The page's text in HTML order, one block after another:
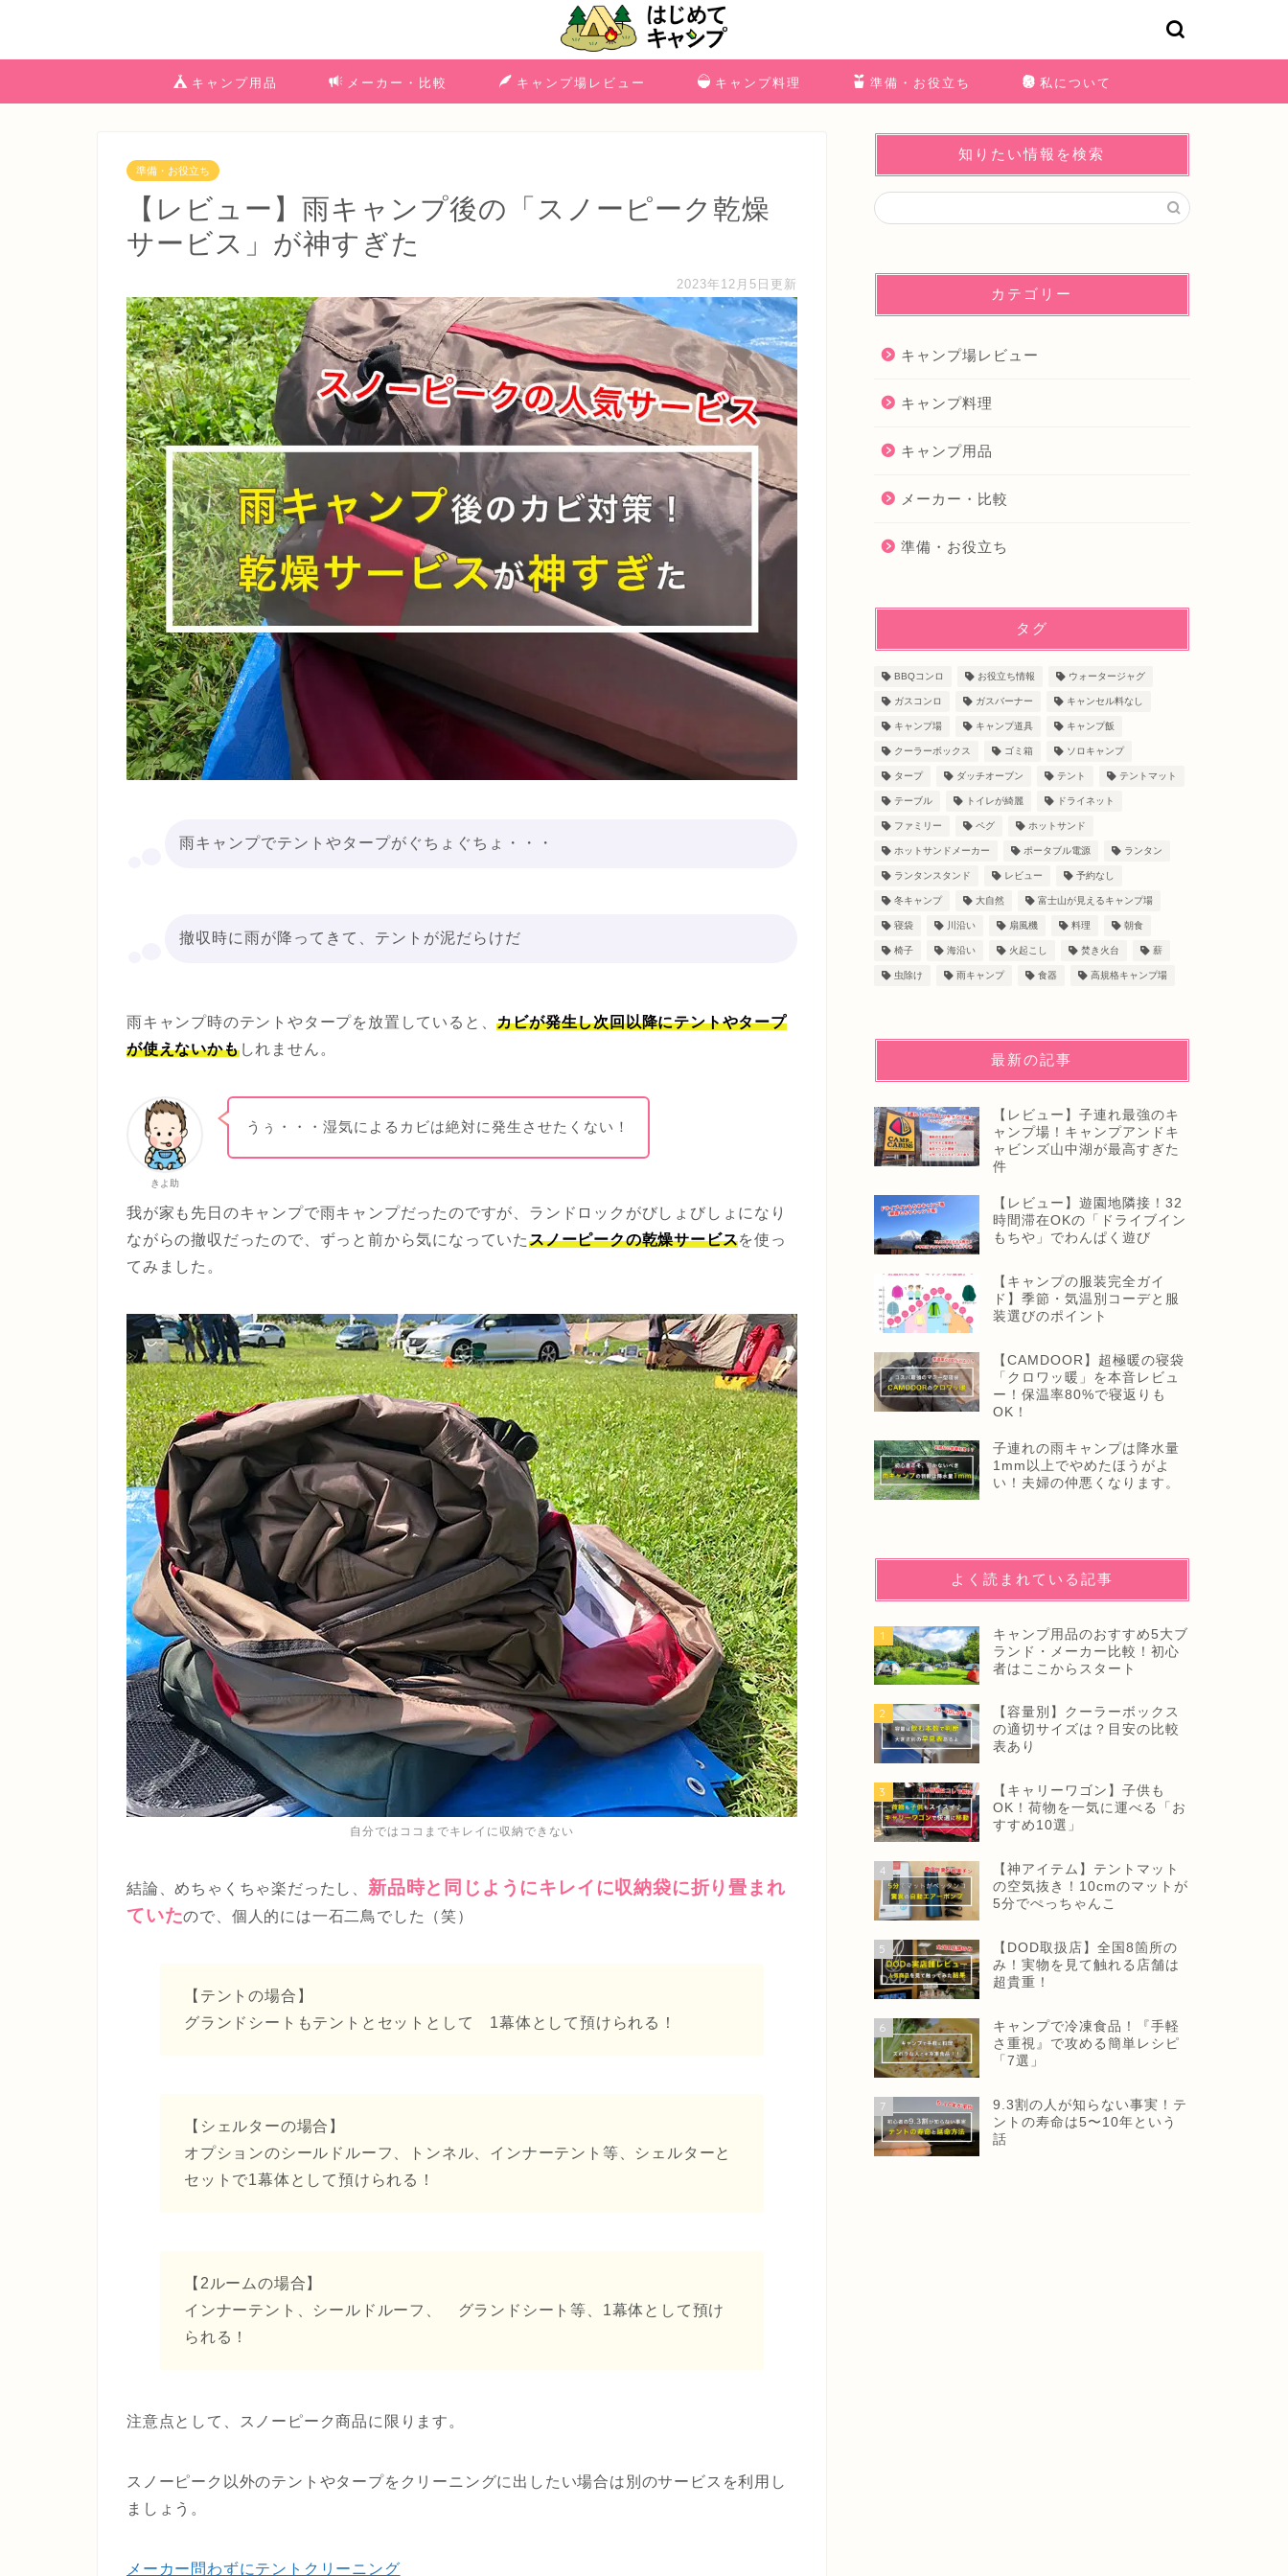
キャンプ用品 メーカー・比較 キャンプ場レビュー キャンプ料理 準備・お役立ち 私について
準備・お役立ち
【レビュー】雨キャンプ後の「スノーピーク乾燥
サービス」が神すぎた
2023年12月5日更新
雨キャンプでテントやタープがぐちょぐちょ・・・
撤収時に雨が降ってきて、テントが泥だらけだ
雨キャンプ時のテントやタープを放置していると、カビが発生し次回以降にテントやタープ
が使えないかもしれません。
きよ助
うぅ・・・湿気によるカビは絶対に発生させたくない！
我が家も先日のキャンプで雨キャンプだったのですが、ランドロックがびしょびしょになり
ながらの撤収だったので、ずっと前から気になっていたスノーピークの乾燥サービスを使っ
てみました。
自分ではココまでキレイに収納できない
結論、めちゃくちゃ楽だったし、 新品時と同じようにキレイに収納袋に折り畳まれ
ていたので、個人的には一石二鳥でした（笑）
【テントの場合】
グランドシートもテントとセットとして 1幕体として預けられる！
【シェルターの場合】
オプションのシールドルーフ、トンネル、インナーテント等、シェルターと
セットで1幕体として預けられる！
【2ルームの場合】
インナーテント、シールドルーフ、 グランドシート等、1幕体として預け
られる！
注意点として、スノーピーク商品に限ります。
スノーピーク以外のテントやタープをクリーニングに出したい場合は別のサービスを利用し
ましょう。
メーカー問わずにテントクリーニング
知りたい情報を検索
カテゴリー
キャンプ場レビュー
キャンプ料理
キャンプ用品
メーカー・比較
準備・お役立ち
タグ
BBQコンロ お役立ち情報 ウォータージャグ
ガスコンロ ガスバーナー キャンセル料なし
キャンプ場 キャンプ道具 キャンプ飯
クーラーボックス ゴミ箱 ソロキャンプ
タープ ダッチオーブン テント テントマット
テーブル トイレが綺麗 ドライネット
ファミリー ペグ ホットサンド
ホットサンドメーカー ポータブル電源 ランタン
ランタンスタンド レビュー 予約なし
冬キャンプ 大自然 富士山が見えるキャンプ場
寝袋 川沿い 扇風機 料理 朝食
椅子 海沿い 火起こし 焚き火台 薪
虫除け 雨キャンプ 食器 高規格キャンプ場
最新の記事
【レビュー】子連れ最強のキ
ャンプ場！キャンプアンドキ
ャビンズ山中湖が最高すぎた
件
【レビュー】遊園地隣接！32
時間滞在OKの「ドライブイン
もちや」でわんぱく遊び
【キャンプの服装完全ガイ
ド】季節・気温別コーデと服
装選びのポイント
【CAMDOOR】超極暖の寝袋
「クロワッ暖」を本音レビュ
ー！保温率80%で寝返りも
OK！
子連れの雨キャンプは降水量
1mm以上でやめたほうがよ
い！夫婦の仲悪くなります。
よく読まれている記事
1
キャンプ用品のおすすめ5大ブ
ランド・メーカー比較！初心
者はここからスタート
2
【容量別】クーラーボックス
の適切サイズは？目安の比較
表あり
3
【キャリーワゴン】子供も
OK！荷物を一気に運べる「お
すすめ10選」
4
【神アイテム】テントマット
の空気抜き！10cmのマットが
5分でぺっちゃんこ
5
【DOD取扱店】全国8箇所の
み！実物を見て触れる店舗は
超貴重！
6
キャンプで冷凍食品！『手軽
さ重視』で攻める簡単レシピ
「7選」
7
9.3割の人が知らない事実！テ
ントの寿命は5〜10年という
話